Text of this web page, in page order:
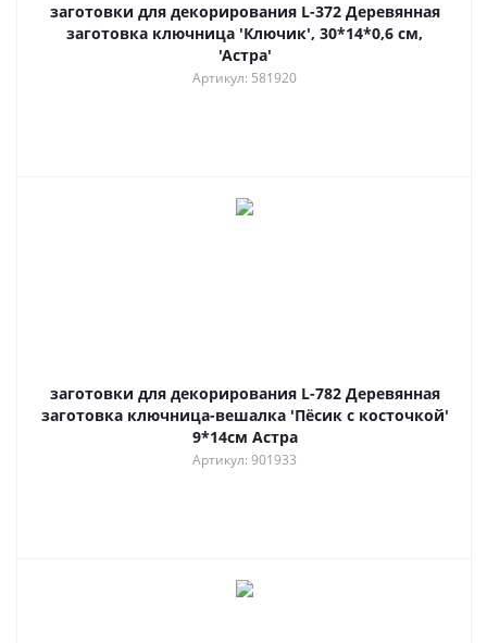
заготовки для декорирования L-372 Деревянная
заготовка ключница 'Ключик', 30*14*0,6 см,
'Астра'
Артикул: 581920
заготовки для декорирования L-782 Деревянная
заготовка ключница-вешалка 'Пёсик с косточкой'
9*14см Астра
Артикул: 901933